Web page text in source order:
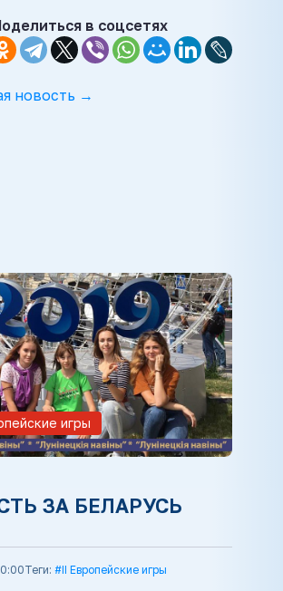
в соцсетях
новость →
игры
ЗА БЕЛАРУСЬ
Теги: #II Европейские игры